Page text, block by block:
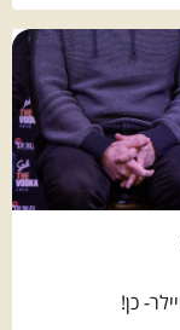
כן!